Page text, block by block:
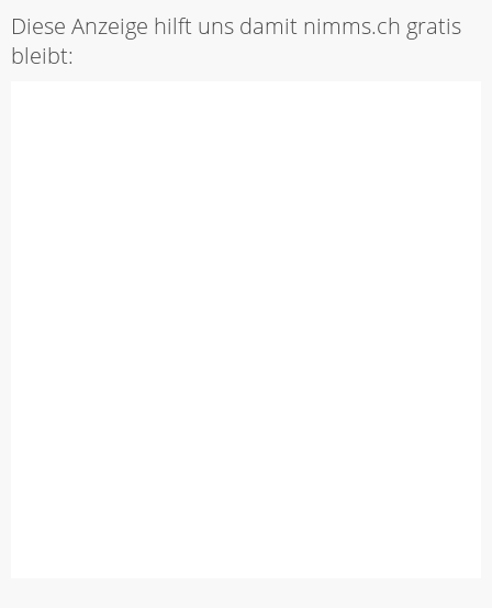
Diese Anzeige hilft uns damit nimms.ch gratis
bleibt: